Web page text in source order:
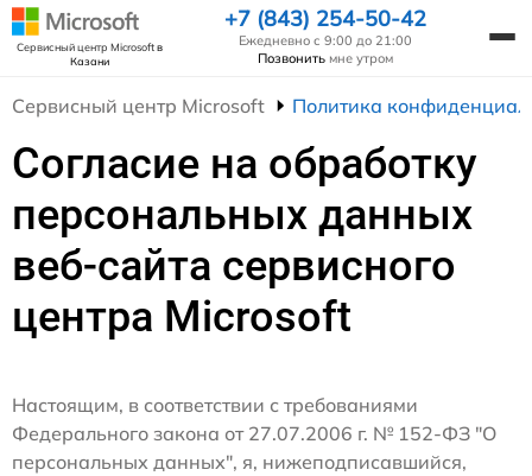
Сервисный центр Microsoftв
Казани
+7 (843) 254-50-42
Ежедневно с 9:00 до 21:00
Позвонить мне утром
Сервисный центр Microsoft Политика
Согласие на обработку
персональных данных
веб-сайта сервисного
центра Microsoft
Настоящим, в соответствии с требованиями
Федерального закона от 27.07.2006 г. № 152-ФЗ "О
персональных данных", я, нижеподписавшийся,